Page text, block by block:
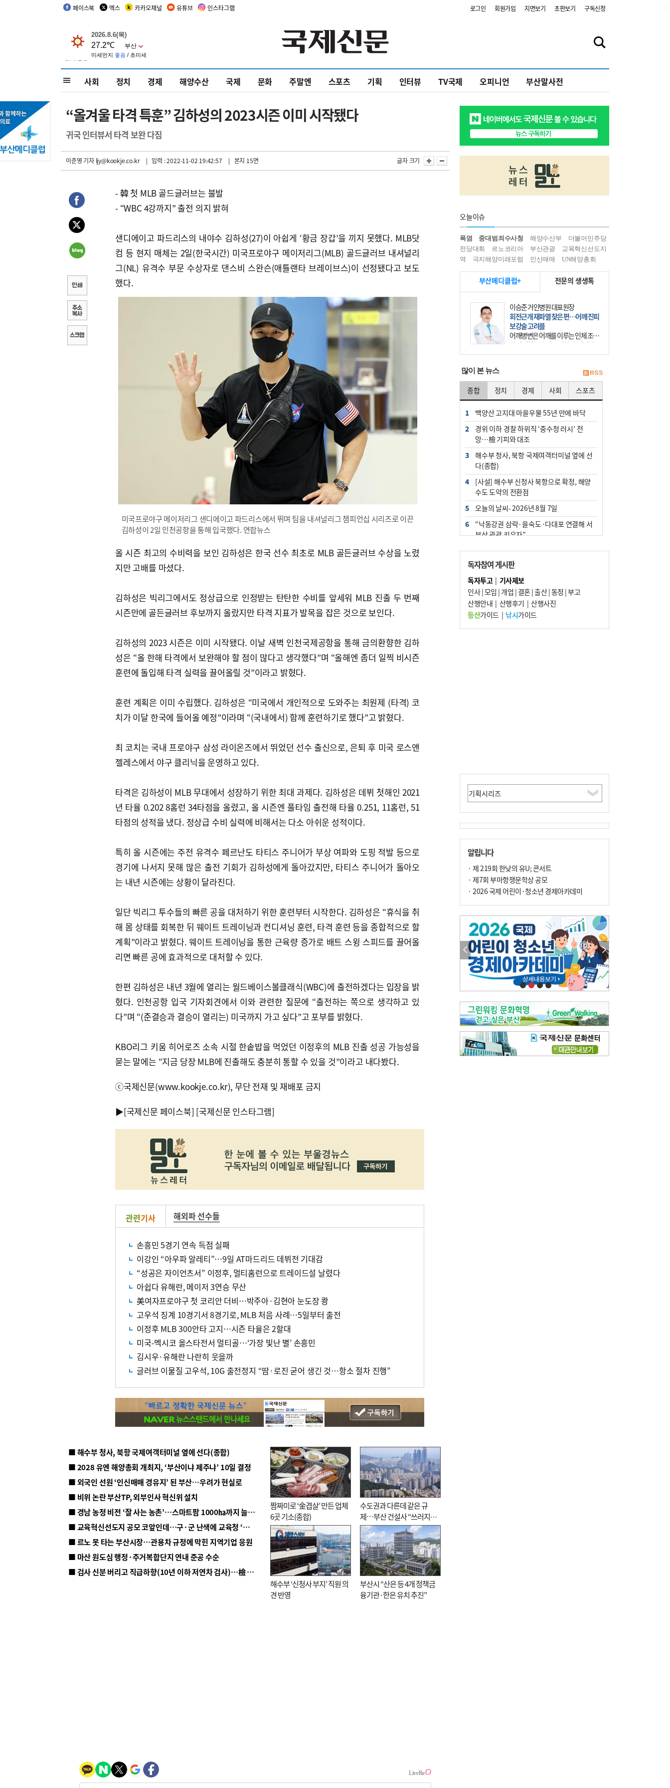
페이스북 엑스 카카오채널 유튜브 인스타그램 로그인 회원가입 지면보기 초판보기 구독신청
사회 정치 경제 해양수산 국제 문화 주말엔 스포츠 기획 인터뷰 TV국제 오피니언 부산말사전
“올겨울 타격 특훈” 김하성의 2023시즌 이미 시작됐다
귀국 인터뷰서 타격 보완 다짐
이준영 기자ljy@kookje.co.kr | 입력 : 2022-11-02 19:42:57 | 본지 15면 글자 크기
- 韓 첫 MLB 골드글러브는 불발
- “WBC 4강까지” 출전 의지 밝혀
샌디에이고 파드리스의 내야수 김하성(27)이 아쉽게 ‘황금 장갑’을 끼지 못했다. MLB닷
컴 등 현지 매체는 2일(한국시간) 미국프로야구 메이저리그(MLB) 골드글러브 내셔널리
그(NL) 유격수 부문 수상자로 댄스비 스완슨(애틀랜타 브레이브스)이 선정됐다고 보도
했다.
미국프로야구 메이저리그 샌디에이고 파드리스에서 뛰며 팀을 내셔널리그 챔피언십 시리즈로 이끈
김하성이 2일 인천공항을 통해 입국했다. 연합뉴스
올 시즌 최고의 수비력을 보인 김하성은 한국 선수 최초로 MLB 골든글러브 수상을 노렸
지만 고배를 마셨다.
김하성은 빅리그에서도 정상급으로 인정받는 탄탄한 수비를 앞세워 MLB 진출 두 번째
시즌만에 골든글러브 후보까지 올랐지만 타격 지표가 발목을 잡은 것으로 보인다.
김하성의 2023 시즌은 이미 시작됐다. 이날 새벽 인천국제공항을 통해 금의환향한 김하
성은 “올 한해 타격에서 보완해야 할 점이 많다고 생각했다”며 “올해엔 좀더 일찍 비시즌
훈련에 돌입해 타격 실력을 끌어올릴 것”이라고 밝혔다.
훈련 계획은 이미 수립했다. 김하성은 “미국에서 개인적으로 도와주는 최원제 (타격) 코
치가 이달 한국에 들어올 예정”이라며 “(국내에서) 함께 훈련하기로 했다”고 밝혔다.
최 코치는 국내 프로야구 삼성 라이온즈에서 뛰었던 선수 출신으로, 은퇴 후 미국 로스앤
젤레스에서 야구 클리닉을 운영하고 있다.
타격은 김하성이 MLB 무대에서 성장하기 위한 최대 과제다. 김하성은 데뷔 첫해인 2021
년 타율 0.202 8홈런 34타점을 올렸고, 올 시즌엔 풀타임 출전해 타율 0.251, 11홈런, 51
타점의 성적을 냈다. 정상급 수비 실력에 비해서는 다소 아쉬운 성적이다.
특히 올 시즌에는 주전 유격수 페르난도 타티스 주니어가 부상 여파와 도핑 적발 등으로
경기에 나서지 못해 많은 출전 기회가 김하성에게 돌아갔지만, 타티스 주니어가 돌아오
는 내년 시즌에는 상황이 달라진다.
일단 빅리그 투수들의 빠른 공을 대처하기 위한 훈련부터 시작한다. 김하성은 “휴식을 취
해 몸 상태를 회복한 뒤 웨이트 트레이닝과 컨디셔닝 훈련, 타격 훈련 등을 종합적으로 할
계획”이라고 밝혔다. 웨이트 트레이닝을 통한 근육량 증가로 배트 스윙 스피드를 끌어올
리면 빠른 공에 효과적으로 대처할 수 있다.
한편 김하성은 내년 3월에 열리는 월드베이스볼클래식(WBC)에 출전하겠다는 입장을 밝
혔다. 인천공항 입국 기자회견에서 이와 관련한 질문에 “출전하는 쪽으로 생각하고 있
다”며 “(준결승과 결승이 열리는) 미국까지 가고 싶다”고 포부를 밝혔다.
KBO리그 키움 히어로즈 소속 시절 한솥밥을 먹었던 이정후의 MLB 진출 성공 가능성을
묻는 말에는 “지금 당장 MLB에 진출해도 충분히 통할 수 있을 것”이라고 내다봤다.
ⓒ국제신문(www.kookje.co.kr), 무단 전재 및 재배포 금지
▶[국제신문 페이스북] [국제신문 인스타그램]
관련기사 해외파 선수들
손흥민 5경기 연속 득점 실패
이강인 “아우파 알레티”…9일 AT마드리드 데뷔전 기대감
“성공은 자이언츠서” 이정후, 멀티홈런으로 트레이드설 날렸다
아쉽다 유해란, 메이저 3연승 무산
美여자프로야구 첫 코리안 더비…박주아·김현아 눈도장 쾅
고우석 징계 10경기서 8경기로, MLB 처음 사례…5일부터 출전
이정후 MLB 300안타 고지…시즌 타율은 2할대
미국-멕시코 올스타전서 멀티골…‘가장 빛난 별’ 손흥민
김시우·유해란 나란히 웃을까
글러브 이물질 고우석, 10G 출전정지 “땀·로진 굳어 생긴 것…항소 절차 진행”
■ 해수부 청사, 북항 국제여객터미널 옆에 선다(종합)
■ 2028 유엔 해양총회 개최지, ‘부산이냐 제주냐’ 10일 결정
■ 외국인 선원 ‘인신매매 경유지’ 된 부산…우려가 현실로
■ 비위 논란 부산TP, 외부인사 혁신위 설치
■ 경남 농정 비전 ‘잘 사는 농촌’…스마트팜 1000㏊까지 늘린다
■ 교육혁신선도지 공모 코앞인데…구·군 난색에 교육청 ‘쩔쩔’
■ 르노 못 타는 부산시장…관용차 규정에 막힌 지역기업 응원
■ 마산 원도심 행정·주거복합단지 연내 준공 수순
■ 검사 신분 버리고 직급하향(10년 이하 저연차 검사)…檢 중수청행 기피
짬짜미로 ‘金겹살’ 만든 업체
6곳 기소(종합)
수도권과 다른데 같은 규
제…부산 건설사 “쓰러지기
직전”
해수부 ‘신청사 부지’ 직원 의
견 반영
부산시 “산은 등 4개 정책금
융기관·한은 유치 추진”
오늘이슈
폭염 중대범죄수사청 해양수산부
더불어민주당
전당대회
르노코리아 부산관광
교육혁신선도지
역
극지해양미래포럼 인신매매 UN해양총회
부산메디클럽+ 전문의 생생톡
이승준 거인병원 대표원장
회전근개 재파열 잦은 편…어깨 진피
보강술 고려를
어깨병변은 어깨를 이루는 인체 조직
에 발생하는 손상을 말한다. 여기에
는 오십견과 회전근개 증후군, 어깨
많이 본 뉴스
종합 정치 경제 사회 스포츠
1
백양산 고지대 마을우물 55년 만에 바닥
2
경위 이하 경찰 하위직 ‘중수청 러시’ 전
망…檢 기피와 대조
3
해수부 청사, 북항 국제여객터미널 옆에 선
다(종합)
4
[사설] 해수부 신청사 북항으로 확정, 해양
수도 도약의 전환점
5
오늘의 날씨- 2026년 8월 7일
6
“낙동강권 삼락·을숙도·다대포 연결해 서
부산 관광 키우자”
7
부울경 주말부터 비소식…‘극한 폭염’ 한풀
꺾일 듯
8
피란마을 67년 역사인데…전교생 24명 아
미초 통폐합 기로
9
외국인 선원 ‘인신매매 경유지’ 된 부산…
우려가 현실로
10 교육혁신선도지 공모 코앞인데…구·군 난
독자참여 게시판
독자투고| 기사제보
인사|모임 | 개업 | 결혼|출산|동정 |부고
산행안내 | 산행후기 | 산행사진
등산가이드| 낚시가이드
알립니다
· 제 219회 한낮의 유U; 콘서트
· 제7회 부마항쟁문학상 공모
· 2026 국제 어린이·청소년 경제아카데미